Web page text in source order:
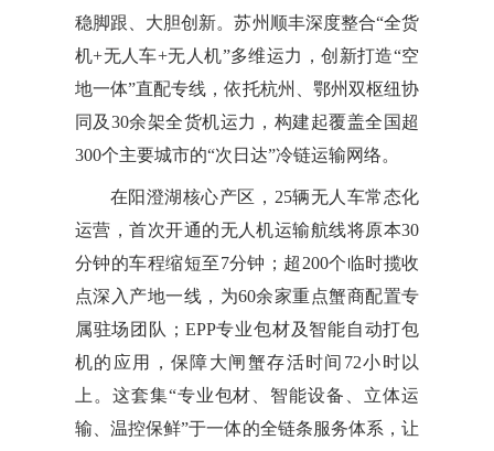
稳脚跟、大胆创新。苏州顺丰深度整合“全货
机+无人车+无人机”多维运力，创新打造“空
地一体”直配专线，依托杭州、鄂州双枢纽协
同及30余架全货机运力，构建起覆盖全国超
300个主要城市的“次日达”冷链运输网络。
在阳澄湖核心产区，25辆无人车常态化
运营，首次开通的无人机运输航线将原本30
分钟的车程缩短至7分钟；超200个临时揽收
点深入产地一线，为60余家重点蟹商配置专
属驻场团队；EPP专业包材及智能自动打包
机的应用，保障大闸蟹存活时间72小时以
上。这套集“专业包材、智能设备、立体运
输、温控保鲜”于一体的全链条服务体系，让